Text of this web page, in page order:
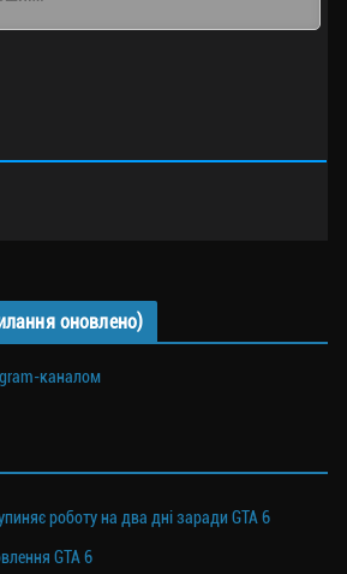
оновлено)
каналом
роботу на два дні заради GTA 6
GTA 6